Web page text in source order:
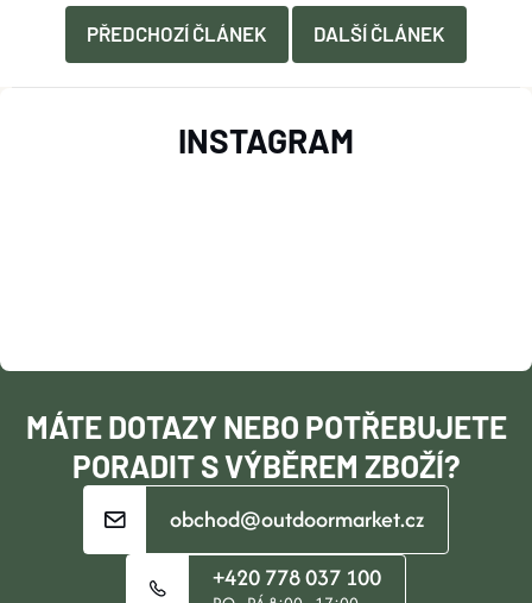
PŘEDCHOZÍ ČLÁNEK DALŠÍ ČLÁNEK
T
MÁTE DOTAZY NEBO POTŘEBUJETE
PORADIT S VÝBĚREM ZBOŽÍ?
obchod@outdoormarket.cz
+420 778 037 100
INSTAGRAM